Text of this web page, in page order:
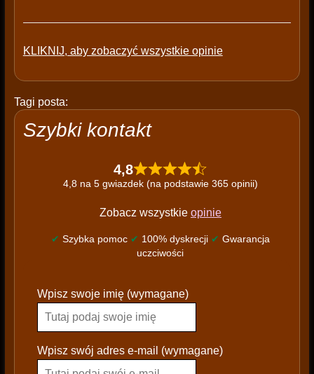
KLIKNIJ, aby zobaczyć wszystkie opinie
Tagi posta:
Szybki kontakt
4,8
4,8 na 5 gwiazdek (na podstawie 365 opinii)
Zobacz wszystkie opinie
✔ Szybka pomoc ✔ 100% dyskrecji ✔ Gwarancja
uczciwości
l
a
s
Wpisz swoje imię (wymagane)
Wpisz swój adres e-mail (wymagane)